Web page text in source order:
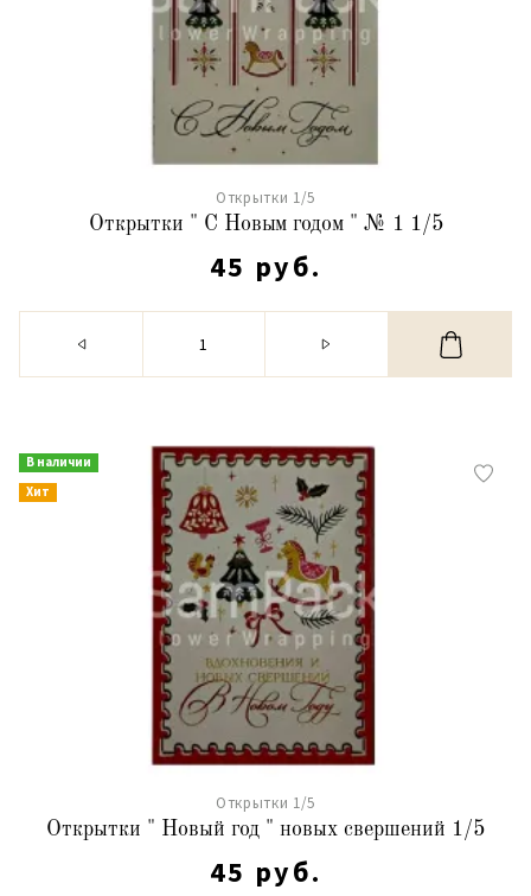
Открытки 1/5
Открытки " С Новым годом " № 1 1/5
45 руб.
В наличии
Хит
Открытки 1/5
Открытки " Новый год " новых свершений 1/5
45 руб.